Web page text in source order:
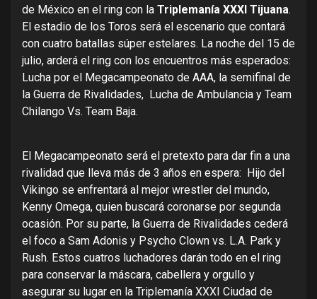
de México en el ring con la Triplemanía XXXI Tijuana.
El estadio de los Toros será el escenario que contará
con cuatro batallas súper estelares. La noche del 15 de
julio, arderá el ring con los encuentros más esperados:
Lucha por el Megacampeonato de AAA, la semifinal de
la Guerra de Rivalidades, Lucha de Ambulancia y Team
Chilango Vs. Team Baja.
El Megacampeonato será el pretexto para dar fin a una
rivalidad que lleva más de 3 años en espera: Hijo del
Vikingo se enfrentará al mejor wrestler del mundo,
Kenny Omega, quien buscará coronarse por segunda
ocasión. Por su parte, la Guerra de Rivalidades cederá
el foco a Sam Adonis y Psycho Clown vs. L.A. Park y
Rush. Estos cuatros luchadores darán todo en el ring
para conservar la máscara, cabellera y orgullo y
asegurar su lugar en la Triplemanía XXXI Ciudad de